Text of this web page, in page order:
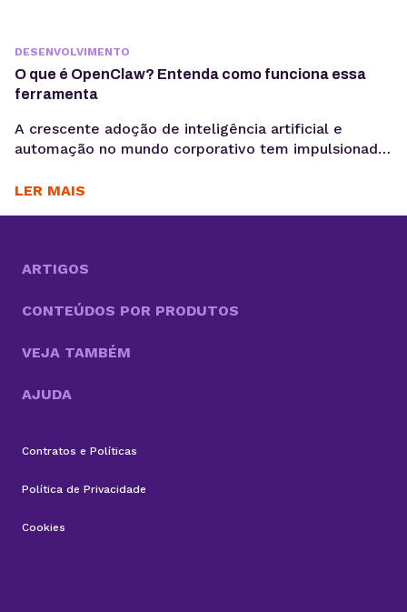
DESENVOLVIMENTO
O que é OpenClaw? Entenda como funciona essa
ferramenta
A crescente adoção de inteligência artificial e
automação no mundo corporativo tem impulsionado
coleta, análise e ativação de dados, exatamente o
aproximar do...
LER MAIS
ARTIGOS
CONTEÚDOS POR PRODUTOS
VEJA TAMBÉM
AJUDA
Contratos e Políticas
Política de Privacidade
Cookies